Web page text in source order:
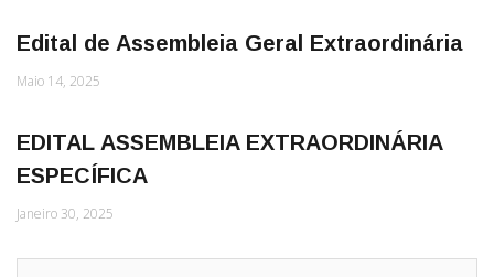
Edital de Assembleia Geral Extraordinária
Maio 14, 2025
EDITAL ASSEMBLEIA EXTRAORDINÁRIA
ESPECÍFICA
Janeiro 30, 2025